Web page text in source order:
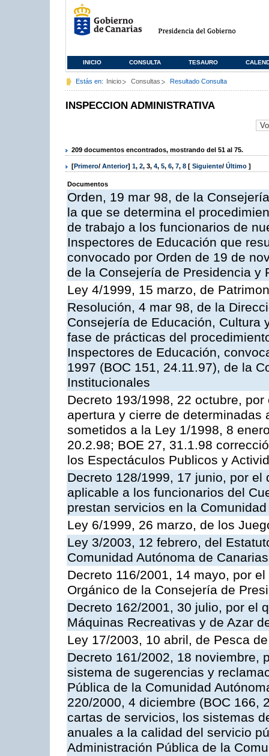
INICIO CONSULTA TESAURO
Estás en: Inicio Consultas Resultado Consulta
INSPECCION ADMINISTRATIVA
209 documentos encontrados, mostrando del 51 al 75.
[Primero/ Anterior] 1, 2, 3, 4, 5, 6, 7, 8 [ Siguiente/ Último ]
Documentos
Orden, 19 mar 98, de la
la que se determina el
de trabajo a los funcionarios de
Inspectores de Educación que
convocado por Orden de 19 de
de la Consejería de Presidencia y
Ley 4/1999, 15 marzo, de
Resolución, 4 mar 98, de la
Consejería de Educación, Cultura
fase de prácticas del
Inspectores de Educación,
1997 (BOC 151, 24.11.97), de la
Institucionales
Decreto 193/1998, 22 octubre,
apertura y cierre de
sometidos a la Ley 1/1998, 8
20.2.98; BOE 27, 31.1.98
los Espectáculos Publicos y
Decreto 128/1999, 17 junio, por
aplicable a los funcionarios del
prestan servicios en la
Ley 6/1999, 26 marzo, de los
Ley 3/2003, 12 febrero, del
Comunidad Autónoma de Canarias
Decreto 116/2001, 14 mayo, por
Orgánico de la Consejería de
Decreto 162/2001, 30 julio, por el
Máquinas Recreativas y de Azar
Ley 17/2003, 10 abril, de Pesca
Decreto 161/2002, 18 noviembre,
sistema de sugerencias y
Pública de la Comunidad
220/2000, 4 diciembre (BOC 166,
cartas de servicios, los sistemas
anuales a la calidad del servicio
Administración Pública de la